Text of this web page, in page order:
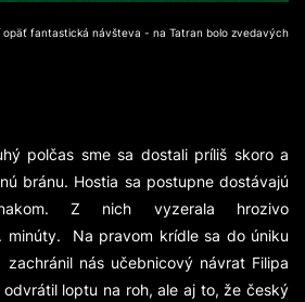
fantastická návšteva - na Tatran bolo zvedavých
polčas sme sa dostali príliš skoro a
bránu. Hostia sa postupne dostávajú
Z nich vyzerala hrozivo
minúty. Na pravom krídle sa do úniku
nás učebnicový návrat Filipa
loptu na roh, ale aj to, že český